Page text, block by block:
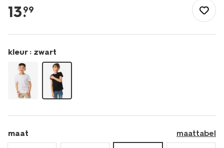
shirts-
overhemden/kinder-
t-
shirts-
stretch-
katoen-
-2-
stuks-
13.
99
kleur : zwart
maat maattabel